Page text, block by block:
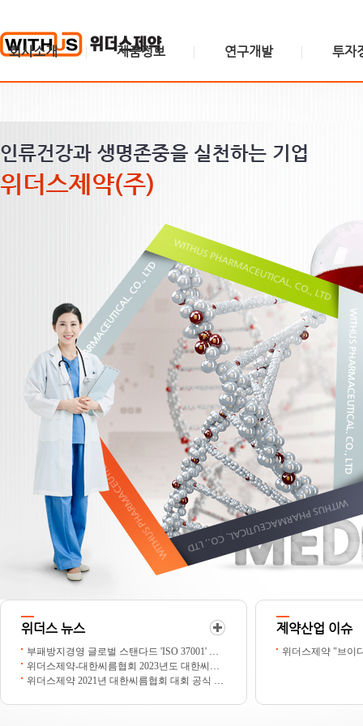
회사소개 제품정보 연구개발 투자
위더스 뉴스
부패방지경영 글로벌 스탠다드 'ISO 37001' 인증 획득
위더스제약-대한씨름협회 2023년도 대한씨름협회 대표후원 협약 체결
위더스제약 2021년 대한씨름협회 대회 공식 후원
제약산업 이슈